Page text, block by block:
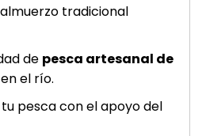
tradicional
de pesca artesanal de
en el río.
pesca con el apoyo del